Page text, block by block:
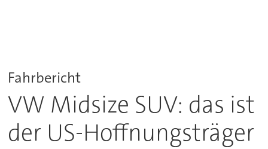
Fahrbericht
VW Midsize SUV: das ist
der US-Hoffnungsträger